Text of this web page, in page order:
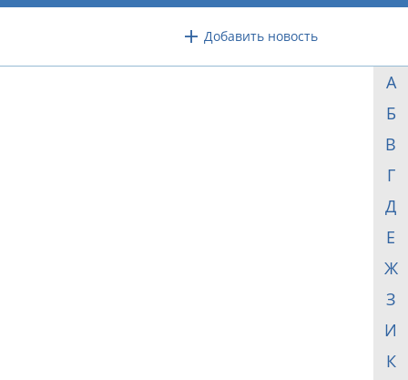
Добавить новость
А
Б
В
Г
Д
Е
Ж
З
И
К